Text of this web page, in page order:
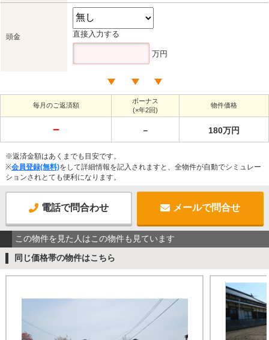
頭金 直接入力する
万円
毎月のご返済額
ボーナス
(×年2回)
物件価格
－ － 180万円
※返済金額はあくまでも目安です。
※会員登録(無料)をして詳細情報を記入されますと、全物件が自動でシミュレー
ションされとても便利になります。
電話で問合わせ メールで問合せ
この物件を見た人はこの物件も見ています
同じ価格帯の物件はこちら